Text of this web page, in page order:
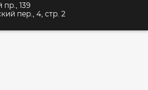
139
пер., 4, стр. 2